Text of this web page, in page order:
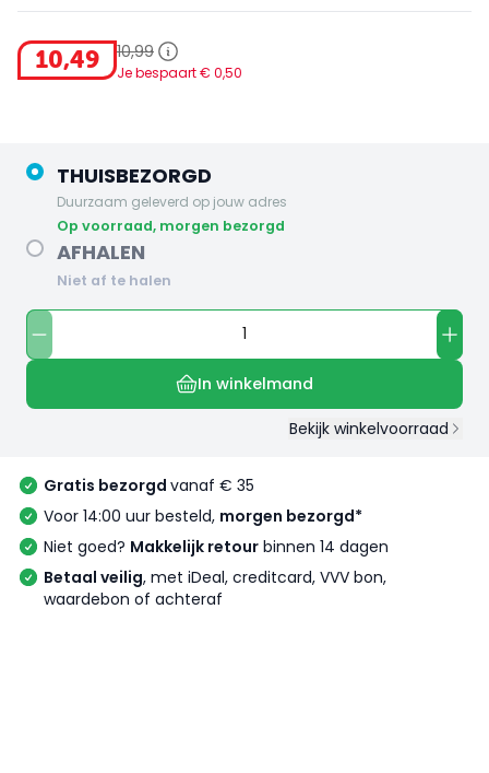
10,49 10,99
Je bespaart € 0,50
THUISBEZORGD
Duurzaam geleverd op jouw adres
op voorraad, morgen bezorgd
AFHALEN
Niet af te halen
In winkelmand
Bekijk winkelvoorraad
Gratis bezorgd vanaf € 35
Voor 14:00 uur besteld, morgen bezorgd*
Niet goed? Makkelijk retour binnen 14 dagen
Betaal veilig, met iDeal, creditcard, VVV bon,
waardebon of achteraf